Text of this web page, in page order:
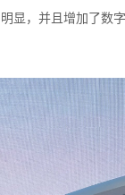
显，并且增加了数